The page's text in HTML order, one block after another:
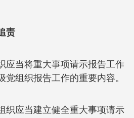
责
当将重大事项请示报告工作
党组织报告工作的重要内容。
应当建立健全重大事项请示